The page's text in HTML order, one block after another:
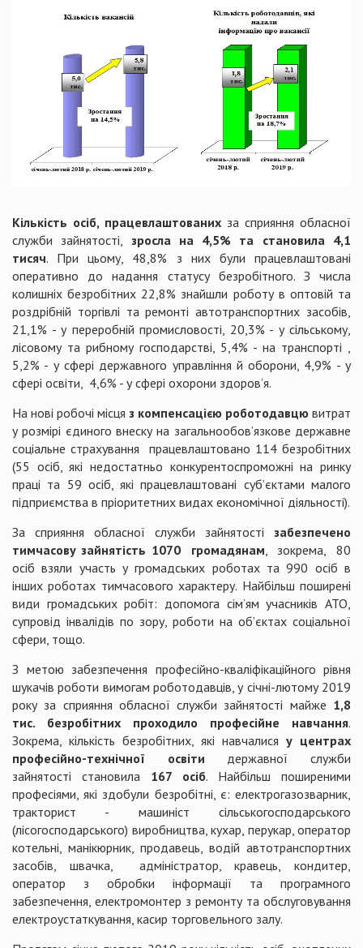
Кількість осіб, працевлаштованих за сприяння обласної
служби зайнятості, зросла на 4,5% та становила 4,1
тисяч. При цьому, 48,8% з них були працевлаштовані
оперативно до надання статусу безробітного. З числа
колишніх безробітних 22,8% знайшли роботу в оптовій та
роздрібній торгівлі та ремонті автотранспортних засобів,
21,1% - у переробній промисловості, 20,3% - у сільському,
лісовому та рибному господарстві, 5,4% - на транспорті ,
5,2% - у сфері державного управління й оборони, 4,9% - у
сфері освіти, 4,6% - у сфері охорони здоров’я.
На нові робочі місця з компенсацією роботодавцю витрат
у розмірі єдиного внеску на загальнообов’язкове державне
соціальне страхування працевлаштовано 114 безробітних
(55 осіб, які недостатньо конкурентоспроможні на ринку
праці та 59 осіб, які працевлаштовані суб’єктами малого
підприємства в пріоритетних видах економічної діяльності).
За сприяння обласної служби зайнятості забезпечено
тимчасову зайнятість 1070 громадянам , зокрема, 80
осіб взяли участь у громадських роботах та 990 осіб в
інших роботах тимчасового характеру. Найбільш поширені
види громадських робіт: допомога сім’ям учасників АТО,
супровід інвалідів по зору, роботи на об’єктах соціальної
сфери, тощо.
З метою забезпечення професійно-кваліфікаційного рівня
шукачів роботи вимогам роботодавців, у січні-лютому 2019
року за сприяння обласної служби зайнятості майже 1,8
тис. безробітних проходило професійне навчання.
Зокрема, кількість безробітних, які навчалися у центрах
професійно-технічної освіти державної служби
зайнятості становила 167 осіб. Найбільш поширеними
професіями, які здобули безробітні, є: електрогазозварник,
тракторист - машиніст сільськогосподарського
(лісогосподарського) виробництва, кухар, перукар, оператор
котельні, манікюрник, продавець, водій автотранспортних
засобів, швачка, адміністратор, кравець, кондитер,
оператор з обробки інформації та програмного
забезпечення, електромонтер з ремонту та обслуговування
електроустаткування, касир торговельного залу.